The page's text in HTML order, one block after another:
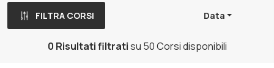
FILTRA CORSI Data
0 Risultati filtratisu 50 Corsi disponibili